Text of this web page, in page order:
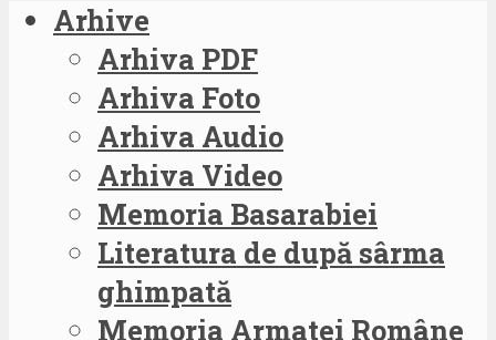
Arhive
Arhiva PDF
Arhiva Foto
Arhiva Audio
Arhiva Video
Memoria Basarabiei
Literatura de după sârma
ghimpată
Memoria Armatei Române